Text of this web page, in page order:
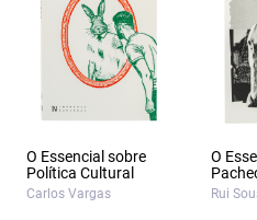
O Essencial sobre
Política Cultural
Carlos Vargas
O
Rui